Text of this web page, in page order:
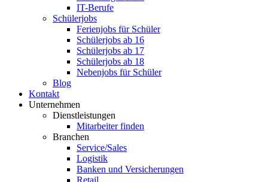
IT-Berufe
Schülerjobs
Ferienjobs für Schüler
Schülerjobs ab 16
Schülerjobs ab 17
Schülerjobs ab 18
Nebenjobs für Schüler
Blog
Kontakt
Unternehmen
Dienstleistungen
Mitarbeiter finden
Branchen
Service/Sales
Logistik
Banken und Versicherungen
Retail